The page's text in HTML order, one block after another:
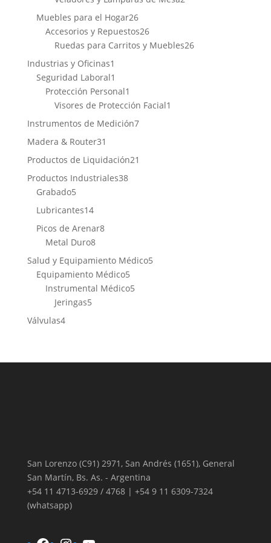
Muebles para el Hogar2626
productos
Accesorios y Repuestos2626
productos
Ruedas para Carritos y Muebles2626
Industrias y Oficinas1
Seguridad Laboral1
producto
Protección Personal1
producto
Visores de Protección Facial1
Instrumentos de Medición77
Madera & Router31
productos
Productos de Liquidación21
Productos Industriales3838
Grabado55
productos
Lubricantes1414
productos
Picos de Arenar88
Metal Duro88
productos
Salud y Equipamiento Médico55
Equipamiento Médico55
productos
Instrumental Médico55
Jeringas55
Válvulas44
San Lorenzo (C91) 2971, San Andrés (1651), General
San Martín, Bs. As. - Argentina
+54 11 4713-6929 / 4768 | +54 9 11 6309-7324
(whatsapp)